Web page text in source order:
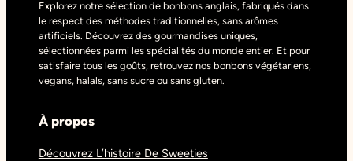
Explorez notre sélection de bonbons anglais, fabriqués dans
le respect des méthodes traditionnelles, sans arômes
artificiels. Découvrez des gourmandises uniques,
sélectionnées parmi les spécialités du monde entier. Et pour
satisfaire tous les goûts, retrouvez nos bonbons végétariens,
vegans, halals, sans sucre ou sans gluten.
À propos
Découvrez L’histoire De Sweeties